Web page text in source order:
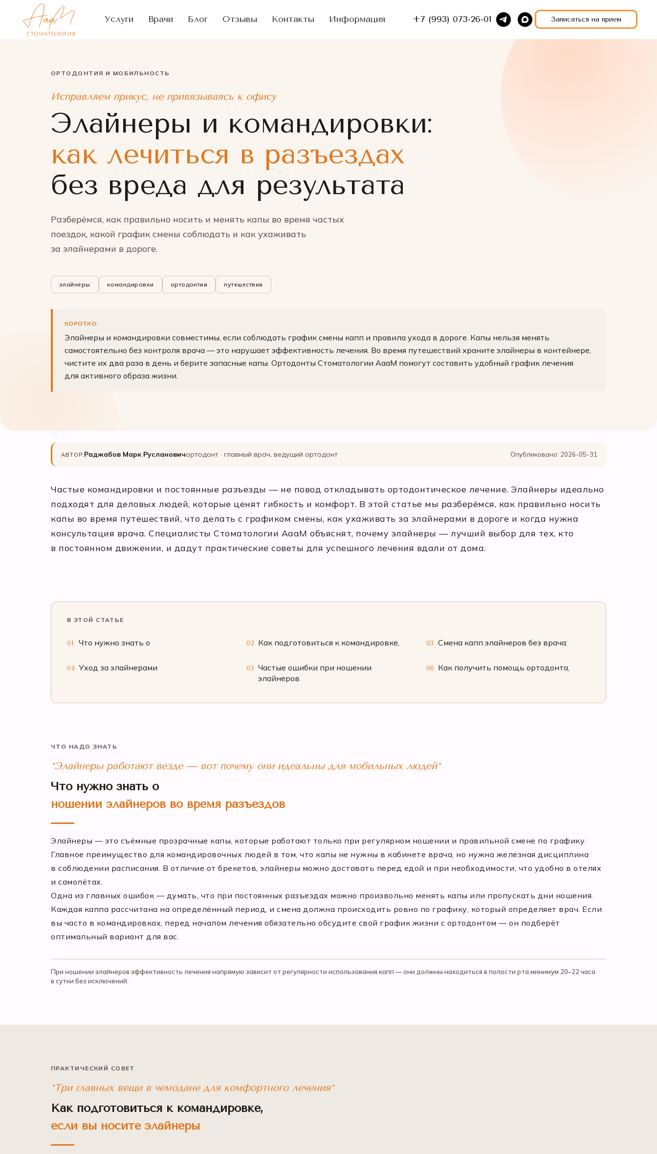
Услуги Врачи Блог Отзывы Контакты Информация +7 (993) 073-26-01 Записаться на прием
ОРТОДОНТИЯ И МОБИЛЬНОСТЬ
Исправляем прикус, не привязываясь к офису
Элайнеры и командировки:
как лечиться в разъездах
без вреда для результата
Разберёмся, как правильно носить и менять капы во время частых
поездок, какой график смены соблюдать и как ухаживать
за элайнерами в дороге.
элайнеры командировки ортодонтия путешествия
КОРОТКО:
Элайнеры и командировки совместимы, если соблюдать график смены капп и правила ухода в дороге. Капы нельзя менять
самостоятельно без контроля врача — это нарушает эффективность лечения. Во время путешествий храните элайнеры в контейнере,
чистите их два раза в день и берите запасные капы. Ортодонты Стоматологии АааМ помогут составить удобный график лечения
для активного образа жизни.
АВТОР: Раджабов Марк Руслановичортодонт · главный врач, ведущий ортодонт Опубликовано: 2026-05-31
Частые командировки и постоянные разъезды — не повод откладывать ортодонтическое лечение. Элайнеры идеально
подходят для деловых людей, которые ценят гибкость и комфорт. В этой статье мы разберёмся, как правильно носить
капы во время путешествий, что делать с графиком смены, как ухаживать за элайнерами в дороге и когда нужна
консультация врача. Специалисты Стоматологии АааМ объяснят, почему элайнеры — лучший выбор для тех, кто
в постоянном движении, и дадут практические советы для успешного лечения вдали от дома.
В ЭТОЙ СТАТЬЕ
01 Что нужно знать о 02 Как подготовиться к командировке, 03 Смена капп элайнеров без врача:
04 Уход за элайнерами 05
Частые ошибки при ношении
элайнеров
06 Как получить помощь ортодонта,
ЧТО НАДО ЗНАТЬ
*Элайнеры работают везде — вот почему они идеальны для мобильных людей*
Что нужно знать о
ношении элайнеров во время разъездов
Элайнеры — это съёмные прозрачные капы, которые работают только при регулярном ношении и правильной смене по графику.
Главное преимущество для командировочных людей в том, что капы не нужны в кабинете врача, но нужна железная дисциплина
в соблюдении расписания. В отличие от брекетов, элайнеры можно доставать перед едой и при необходимости, что удобно в отелях
и самолётах.
Одна из главных ошибок — думать, что при постоянных разъездах можно произвольно менять капы или пропускать дни ношения.
Каждая каппа рассчитана на определённый период, и смена должна происходить ровно по графику, который определяет врач. Если
вы часто в командировках, перед началом лечения обязательно обсудите свой график жизни с ортодонтом — он подберёт
оптимальный вариант для вас.
При ношении элайнеров эффективность лечения напрямую зависит от регулярности использования капп — они должны находиться в полости рта минимум 20–22 часа
в сутки без исключений.
ПРАКТИЧЕСКИЙ СОВЕТ
*Три главных вещи в чемодане для комфортного лечения*
Как подготовиться к командировке,
если вы носите элайнеры